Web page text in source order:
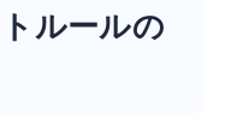
ルールの